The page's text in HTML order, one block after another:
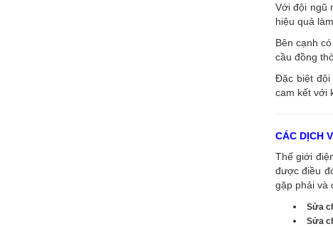
Với đội ngũ
hiệu quả
Bên cạnh
cầu đồng
Đặc biệt đội
cam kết với
CÁC DỊCH
Thế giới
được điều
gặp phải và
Sửa
Sửa